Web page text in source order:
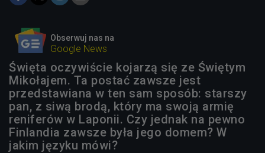
Obserwuj nas na
Google News
Święta oczywiście kojarzą się ze Świętym
Mikołajem. Ta postać zawsze jest
przedstawiana w ten sam sposób: starszy
pan, z siwą brodą, który ma swoją armię
reniferów w Laponii. Czy jednak na pewno
Finlandia zawsze była jego domem? W
jakim języku mówi?